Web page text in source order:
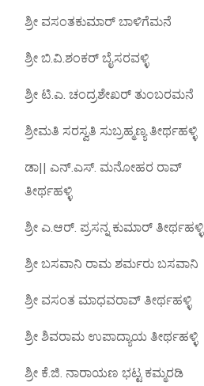
ಶ್ರೀ ವಸಂತಕುಮಾರ್ ಬಾಳಿಗೆಮನೆ
ಶ್ರೀ ಬಿ.ವಿ.ಶಂಕರ್ ಬೈಸರವಳ್ಳಿ
ಶ್ರೀ ಟಿ.ಎ. ಚಂದ್ರಶೇಖರ್ ತುಂಬರಮನೆ
ಶ್ರೀಮತಿ ಸರಸ್ವತಿ ಸುಬ್ರಹ್ಮಣ್ಯ ತೀರ್ಥಹಳ್ಳಿ
ಡಾ|| ಎನ್.ಎಸ್. ಮನೋಹರ ರಾವ್
ತೀರ್ಥಹಳ್ಳಿ
ಶ್ರೀ ಎ.ಆರ್. ಪ್ರಸನ್ನ ಕುಮಾರ್ ತೀರ್ಥಹಳ್ಳಿ
ಶ್ರೀ ಬಸವಾನಿ ರಾಮ ಶರ್ಮರು ಬಸವಾನಿ
ಶ್ರೀ ವಸಂತ ಮಾಧವರಾವ್ ತೀರ್ಥಹಳ್ಳಿ
ಶ್ರೀ ಶಿವರಾಮ ಉಪಾದ್ಯಾಯ ತೀರ್ಥಹಳ್ಳಿ
ಶ್ರೀ ಕೆ.ಜಿ. ನಾರಾಯಣ ಭಟ್ಟ ಕಮ್ಮರಡಿ